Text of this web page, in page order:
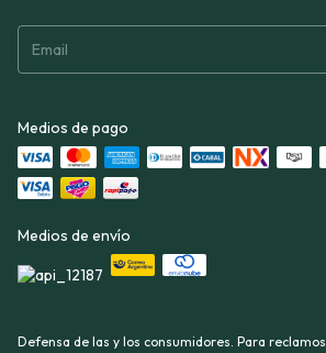
Medios de pago
Medios de envío
Defensa de las y los consumidores. Para reclamos